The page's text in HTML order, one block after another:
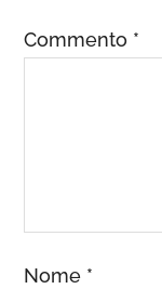
Commento *
Nome *